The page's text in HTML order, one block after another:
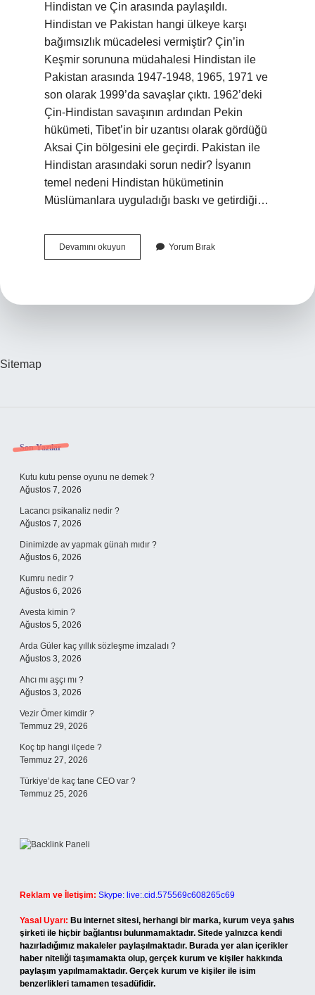
Hindistan ve Çin arasında paylaşıldı.
Hindistan ve Pakistan hangi ülkeye karşı
bağımsızlık mücadelesi vermiştir? Çin’in
Keşmir sorununa müdahalesi Hindistan ile
Pakistan arasında 1947-1948, 1965, 1971 ve
son olarak 1999’da savaşlar çıktı. 1962’deki
Çin-Hindistan savaşının ardından Pekin
hükümeti, Tibet’in bir uzantısı olarak gördüğü
Aksai Çin bölgesini ele geçirdi. Pakistan ile
Hindistan arasındaki sorun nedir? İsyanın
temel nedeni Hindistan hükümetinin
Müslümanlara uyguladığı baskı ve getirdiği…
Devamını okuyun Pakistan
Ile
Yorum Bırak
Sitemap
Sidebar
Son Yazılar
Kutu kutu pense oyunu ne demek ?
Ağustos 7, 2026
Lacancı psikanaliz nedir ?
Ağustos 7, 2026
Dinimizde av yapmak günah mıdır ?
Ağustos 6, 2026
Kumru nedir ?
Ağustos 6, 2026
Avesta kimin ?
Ağustos 5, 2026
Arda Güler kaç yıllık sözleşme imzaladı ?
Ağustos 3, 2026
Ahcı mı aşçı mı ?
Ağustos 3, 2026
Vezir Ömer kimdir ?
Temmuz 29, 2026
Koç tıp hangi ilçede ?
Temmuz 27, 2026
Türkiye’de kaç tane CEO var ?
Temmuz 25, 2026
Reklam ve İletişim: Skype: live:.cid.575569c608265c69
Yasal Uyarı: Bu internet sitesi, herhangi bir marka, kurum veya şahıs
şirketi ile hiçbir bağlantısı bulunmamaktadır. Sitede yalnızca kendi
hazırladığımız makaleler paylaşılmaktadır. Burada yer alan içerikler
haber niteliği taşımamakta olup, gerçek kurum ve kişiler hakkında
paylaşım yapılmamaktadır. Gerçek kurum ve kişiler ile isim
benzerlikleri tamamen tesadüfidir.